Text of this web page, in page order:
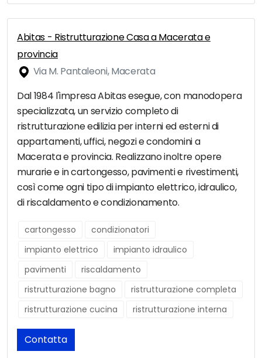
Abitas - Ristrutturazione Casa a Macerata e
provincia
Via M. Pantaleoni, Macerata
Dal 1984 l'impresa Abitas esegue, con manodopera
specializzata, un servizio completo di
ristrutturazione edilizia per interni ed esterni di
appartamenti, uffici, negozi e condomini a
Macerata e provincia. Realizzano inoltre opere
murarie e in cartongesso, pavimenti e rivestimenti,
così come ogni tipo di impianto elettrico, idraulico,
di riscaldamento e condizionamento.
cartongesso
condizionatori
impianto elettrico
impianto idraulico
pavimenti
riscaldamento
ristrutturazione bagno
ristrutturazione completa
ristrutturazione cucina
ristrutturazione interna
Contatta